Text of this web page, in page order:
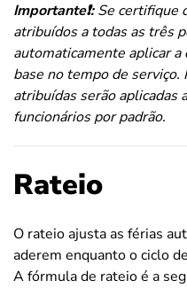
Importante❗:Se certifique
atribuídos a todas as três
automaticamente aplicar
base no tempo de serviço.
atribuídas serão aplicadas
funcionários por padrão.
Rateio
O rateio ajusta as férias
aderem enquanto o ciclo
A fórmula de rateio é a